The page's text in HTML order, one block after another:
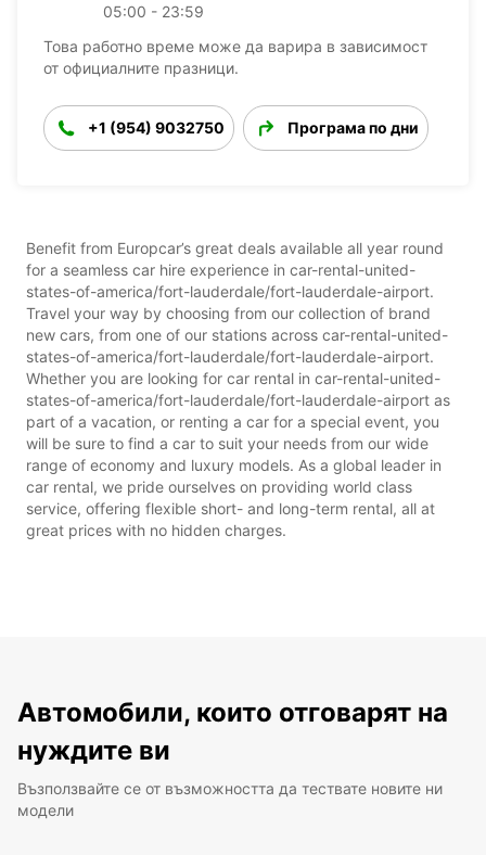
05:00 - 23:59
Това работно време може да варира в зависимост
от официалните празници.
+1 (954) 9032750 Програма по дни
Benefit from Europcar’s great deals available all year round
for a seamless car hire experience in car-rental-united-
states-of-america/fort-lauderdale/fort-lauderdale-airport.
Travel your way by choosing from our collection of brand
new cars, from one of our stations across car-rental-united-
states-of-america/fort-lauderdale/fort-lauderdale-airport.
Whether you are looking for car rental in car-rental-united-
states-of-america/fort-lauderdale/fort-lauderdale-airport as
part of a vacation, or renting a car for a special event, you
will be sure to find a car to suit your needs from our wide
range of economy and luxury models. As a global leader in
car rental, we pride ourselves on providing world class
service, offering flexible short- and long-term rental, all at
great prices with no hidden charges.
Автомобили, които отговарят на
нуждите ви
Възползвайте се от възможността да тествате новите ни
модели